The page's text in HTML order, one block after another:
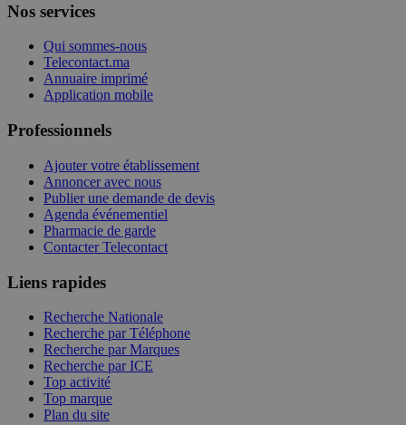
Nos services
Qui sommes-nous
Telecontact.ma
Annuaire imprimé
Application mobile
Professionnels
Ajouter votre établissement
Annoncer avec nous
Publier une demande de devis
Agenda événementiel
Pharmacie de garde
Contacter Telecontact
Liens rapides
Recherche Nationale
Recherche par Téléphone
Recherche par Marques
Recherche par ICE
Top activité
Top marque
Plan du site